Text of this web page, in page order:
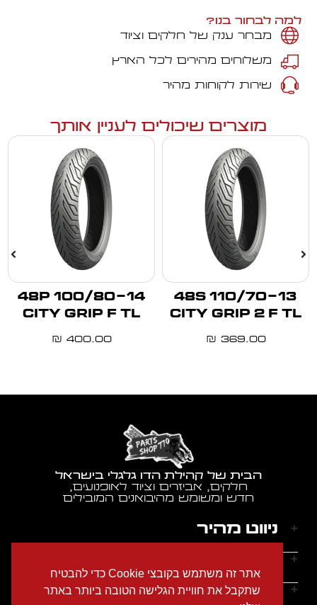
למה לבחור בנו?
מבחר ענק של חלקים וציוד
משלוחים מהירים לכל הארץ
שירות לקוחות מהיר
מוצרים שיכולים לעניין אותך
110/70-13 48S
CITY GRIP 2 F TL
369.00
₪
100/80-14 48P
CITY GRIP F TL
400.00
₪
הבית של קהילת הדו גלגלי בישראל
חלקים, אביזרים וציוד לאופנועים,
חדש ומשומש מהיבואנים המובילים
ניווט מהיר
דף הבית
אודותינו
הצהרת נגישות
ראשון - חמישי: 9:00-18:00
יצירת קשר
אתר זה משתמש בקובצי Cookie כדי להבטיח
שתקבל את חוויית הגלישה הטובה ביותר באתר